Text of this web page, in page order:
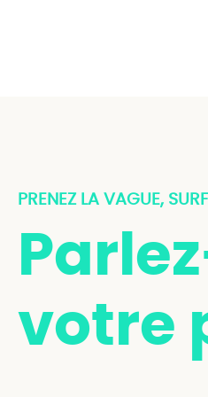
PRENEZ LA VAGUE,
votre